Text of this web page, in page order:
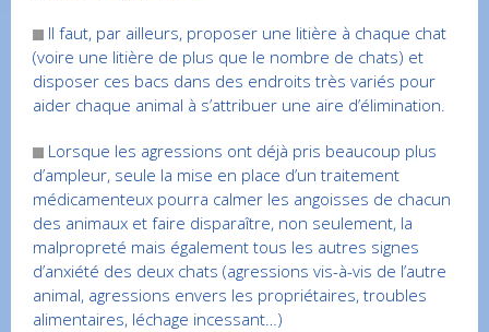
Il faut, par ailleurs, proposer une litière à chaque chat
(voire une litière de plus que le nombre de chats) et
disposer ces bacs dans des endroits très variés pour
aider chaque animal à s’attribuer une aire d’élimination.
Lorsque les agressions ont déjà pris beaucoup plus
d’ampleur, seule la mise en place d’un traitement
médicamenteux pourra calmer les angoisses de chacun
des animaux et faire disparaître, non seulement, la
malpropreté mais également tous les autres signes
d’anxiété des deux chats (agressions vis-à-vis de l’autre
animal, agressions envers les propriétaires, troubles
alimentaires, léchage incessant…)